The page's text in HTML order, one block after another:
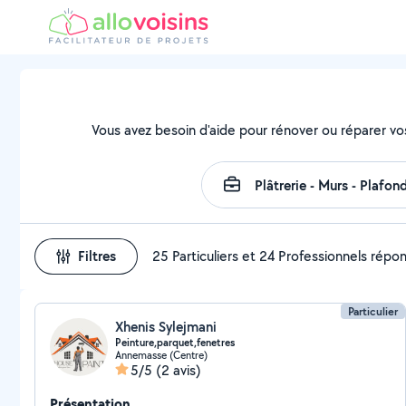
Vous avez besoin d'aide pour rénover ou réparer
Filtres 25 Particuliers et 24 Professionnels
Particulier
Xhenis Sylejmani
Peinture,parquet,fenetres
Annemasse (Centre)
5/5 (2 avis)